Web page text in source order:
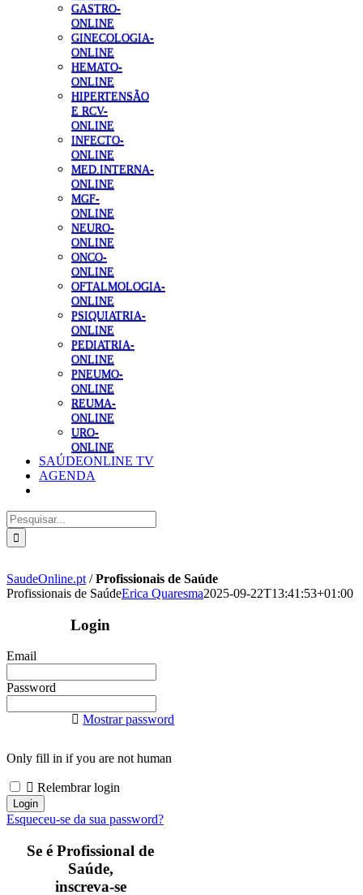
GASTRO-
ONLINE
GINECOLOGIA-
ONLINE
HEMATO-
ONLINE
HIPERTENSÃO
E RCV-
ONLINE
INFECTO-
ONLINE
MED.INTERNA-
ONLINE
MGF-
ONLINE
NEURO-
ONLINE
ONCO-
ONLINE
OFTALMOLOGIA-
ONLINE
PSIQUIATRIA-
ONLINE
PEDIATRIA-
ONLINE
PNEUMO-
ONLINE
REUMA-
ONLINE
URO-
ONLINE
SAÚDEONLINE TV
AGENDA
Pesquisar
SaudeOnline.pt /Profissionais de Saúde
Profissionais de SaúdeErica Quaresma2025-09-22T13:41:53+01:00
Login
Email
Password
Mostrar password
Only fill in if you are not human
Relembrar login
Esqueceu-se da sua password?
Se é Profissional de
Saúde,
inscreva-se